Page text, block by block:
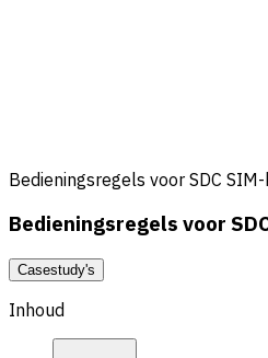
Bedieningsregels voor SDC
Bedieningsregels voor
Casestudy's
Inhoud